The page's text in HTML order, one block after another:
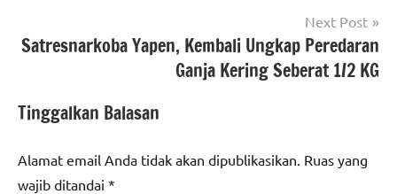
Next Post
Satresnarkoba Yapen, Kembali Ungkap Peredaran
Ganja Kering Seberat 1/2 KG
Tinggalkan Balasan
Alamat email Anda tidak akan dipublikasikan. Ruas yang
wajib ditandai *